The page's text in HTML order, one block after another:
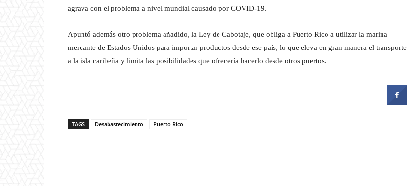
agrava con el problema a nivel mundial causado por COVID-19.
Apuntó además otro problema añadido, la Ley de Cabotaje, que obliga a Puerto Rico a utilizar la marina
mercante de Estados Unidos para importar productos desde ese país, lo que eleva en gran manera el transporte
a la isla caribeña y limita las posibilidades que ofrecería hacerlo desde otros puertos.
TAGS Desabastecimiento Puerto Rico